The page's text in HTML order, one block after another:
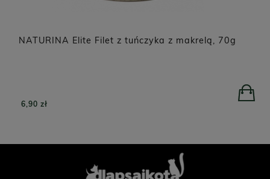
NATURINA Elite Filet z tuńczyka z makrelą, 70g
6,90 zł